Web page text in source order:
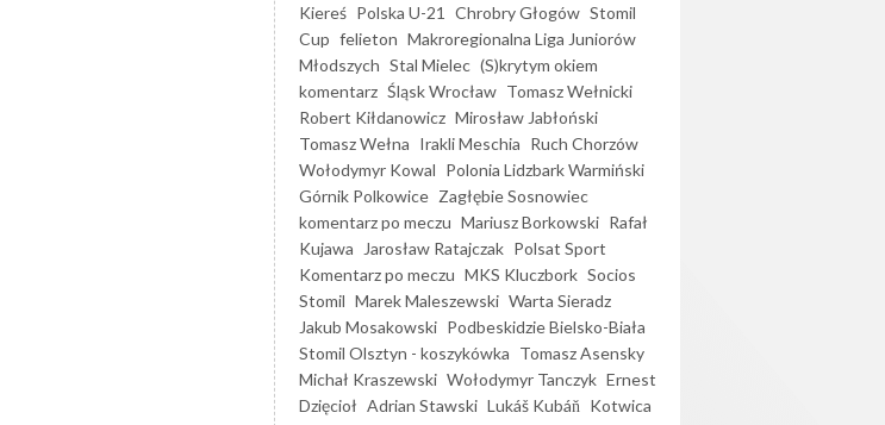
Kiereś Polska U-21 Chrobry Głogów Stomil
Cup felieton Makroregionalna Liga Juniorów
Młodszych Stal Mielec (S)krytym okiem
komentarz Śląsk Wrocław Tomasz Wełnicki
Robert Kiłdanowicz Mirosław Jabłoński
Tomasz Wełna Irakli Meschia Ruch Chorzów
Wołodymyr Kowal Polonia Lidzbark Warmiński
Górnik Polkowice Zagłębie Sosnowiec
komentarz po meczu Mariusz Borkowski Rafał
Kujawa
Jarosław Ratajczak Polsat Sport
Komentarz po meczu MKS Kluczbork Socios
Stomil Marek Maleszewski Warta Sieradz
Jakub Mosakowski Podbeskidzie Bielsko-Biała
Stomil Olsztyn - koszykówka Tomasz Asensky
Michał Kraszewski Wołodymyr Tanczyk Ernest
Dzięcioł Adrian Stawski Lukáš Kubáň Kotwica